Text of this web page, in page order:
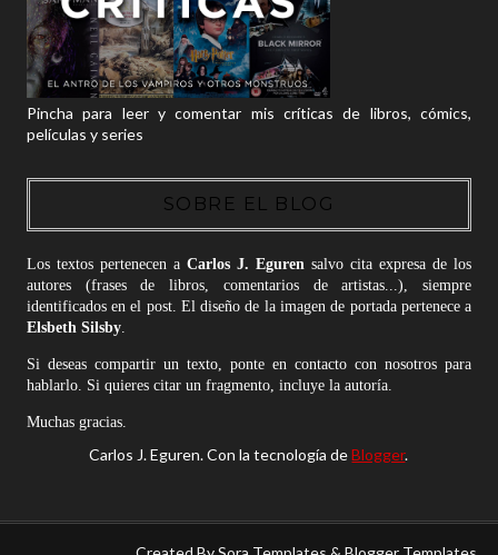
Pincha para leer y comentar mis críticas de libros, cómics,
películas y series
SOBRE EL BLOG
Los textos pertenecen a Carlos J. Egurensalvo cita expresa de los
autores (frases de libros, comentarios de artistas...), siempre
identificados en el post. El diseño de la imagen de portada pertenece a
Elsbeth Silsby.
Si deseas compartir un texto, ponte en contacto con nosotros para
hablarlo. Si quieres citar un fragmento, incluye la autoría.
Muchas gracias.
Carlos J. Eguren. Con la tecnología deBlogger.